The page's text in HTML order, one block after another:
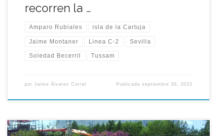
recorren la …
Amparo Rubiales isla de la Cartuja
Jaime Montaner Linea C-2 Sevilla
Soledad Becerril Tussam
por Jaime Álvarez Corral Publicadaseptiembre 30, 2023